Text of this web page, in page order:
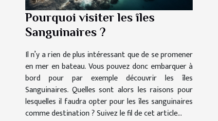
Pourquoi visiter les îles
Sanguinaires ?
Il n’y a rien de plus intéressant que de se promener
en mer en bateau. Vous pouvez donc embarquer à
bord pour par exemple découvrir les îles
Sanguinaires. Quelles sont alors les raisons pour
lesquelles il faudra opter pour les îles sanguinaires
comme destination ? Suivez le fil de cet article...